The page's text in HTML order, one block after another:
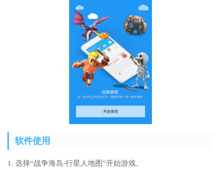
软件使用
1. 选择“战争海岛-行星人地图”开始游戏。